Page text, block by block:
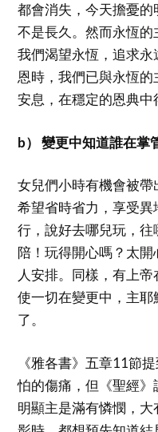
都會消失，今天擔憂
不是長久。然而永恆
我們渴望永恆，追求
恩時，我們已與永恆
安息，在穩定的恩典中
b） 變更中知道誰在掌
女兒們小時有機會被帶
希望省時省力，享受
行，說好去哪兒玩，
陪！玩得開心嗎？太
人安排。同樣，有上
使一切在變更中，主
了。
《雅各書》五章11節
怕的傷痛，但《聖經》
明顯主是滿有憐憫，